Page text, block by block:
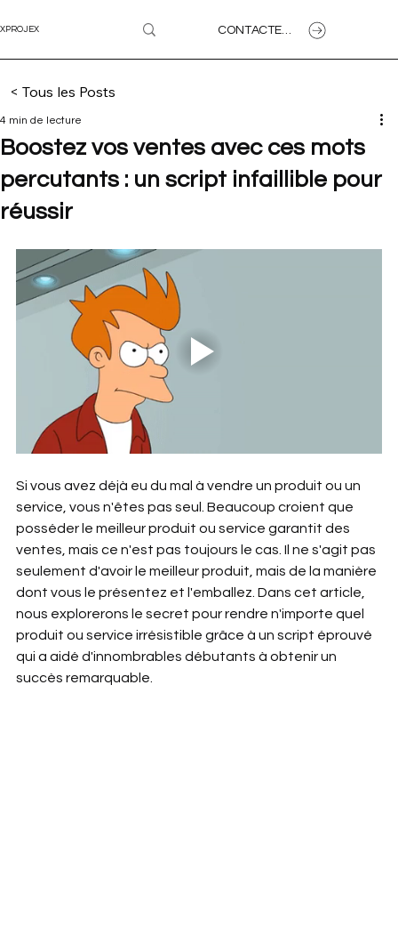
XPROJEX
< Tous les Posts
Boostez vos ventes avec ces mots
percutants : un script infaillible pour
réussir
4 min de lecture
Si vous avez déjà eu du mal à vendre un produit ou un
service, vous n'êtes pas seul. Beaucoup croient que
posséder le meilleur produit ou service garantit des
ventes, mais ce n'est pas toujours le cas. Il ne s'agit pas
seulement d'avoir le meilleur produit, mais de la manière
dont vous le présentez et l'emballez. Dans cet article,
nous explorerons le secret pour rendre n'importe quel
produit ou service irrésistible grâce à un script éprouvé
qui a aidé d'innombrables débutants à obtenir un
succès remarquable.